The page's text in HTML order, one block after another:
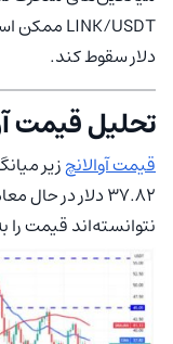
دلار سقوط کند.
تحلیل قیمت
قیمت آوالانچ
37.82 دلار در
نتوانسته‌اند قیمت را به زیر